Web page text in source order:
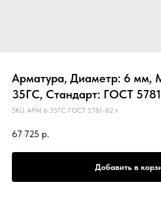
Арматура, Диаметр: 6 мм,
35ГС, Стандарт: ГОСТ
SKU: АРМ 6 35ГС ГОСТ 5781-82 т
67 725 р.
Добавить в